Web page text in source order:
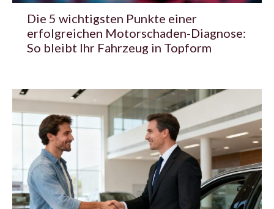
Die 5 wichtigsten Punkte einer
erfolgreichen Motorschaden-Diagnose:
So bleibt Ihr Fahrzeug in Topform